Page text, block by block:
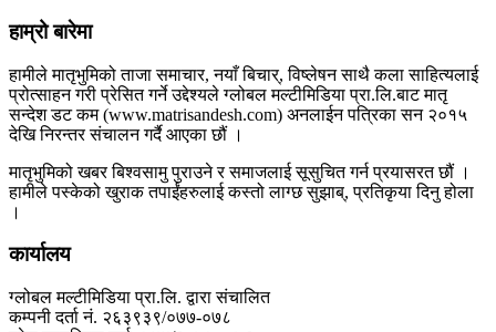
हाम्रो बारेमा
हामीले मातृभुमिको ताजा समाचार, नयाँ बिचार्, विष्लेषन साथै कला साहित्यलाई
प्रोत्साहन गरी प्रेसित गर्ने उद्देश्यले ग्लोबल मल्टीमिडिया प्रा.लि.बाट मातृ
सन्देश डट कम (www.matrisandesh.com) अनलाईन पत्रिका सन २०१५
देखि निरन्तर संचालन गर्दै आएका छौं ।
मातृभुमिको खबर बिश्वसामु पुराउने र समाजलाई सूसुचित गर्न प्रयासरत छौं ।
हामीले पस्केको खुराक तपाईंहरुलाई कस्तो लाग्छ सुझाब्, प्रतिकृया दिनु होला
।
कार्यालय
ग्लोबल मल्टीमिडिया प्रा.लि. द्वारा संचालित
कम्पनी दर्ता नं. २६३९३९/०७७-०७८